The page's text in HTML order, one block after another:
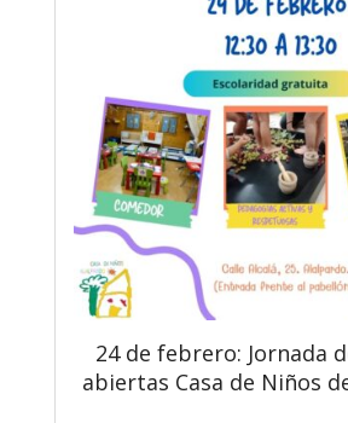
24 de febrero: Jornada
abiertas Casa de Niños